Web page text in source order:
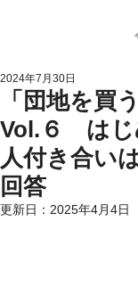
「団地を買
Vol.６ はじ
人付き合い
回答
2024年7月30日
更新日： 2025年4月4日